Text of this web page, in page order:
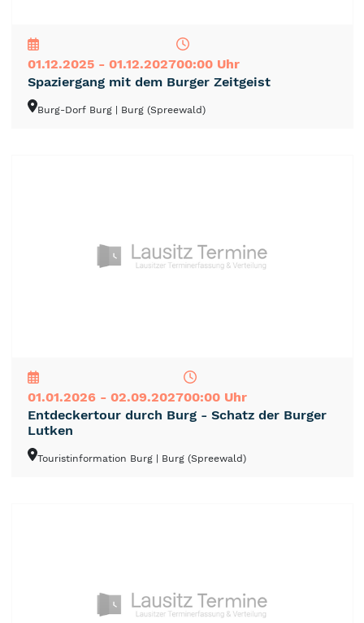
01.12.2025 - 01.12.202700:00 Uhr
Spaziergang mit dem Burger Zeitgeist
Burg-Dorf Burg | Burg (Spreewald)
01.01.2026 - 02.09.202700:00 Uhr
Entdeckertour durch Burg - Schatz der Burger
Lutken
Touristinformation Burg | Burg (Spreewald)